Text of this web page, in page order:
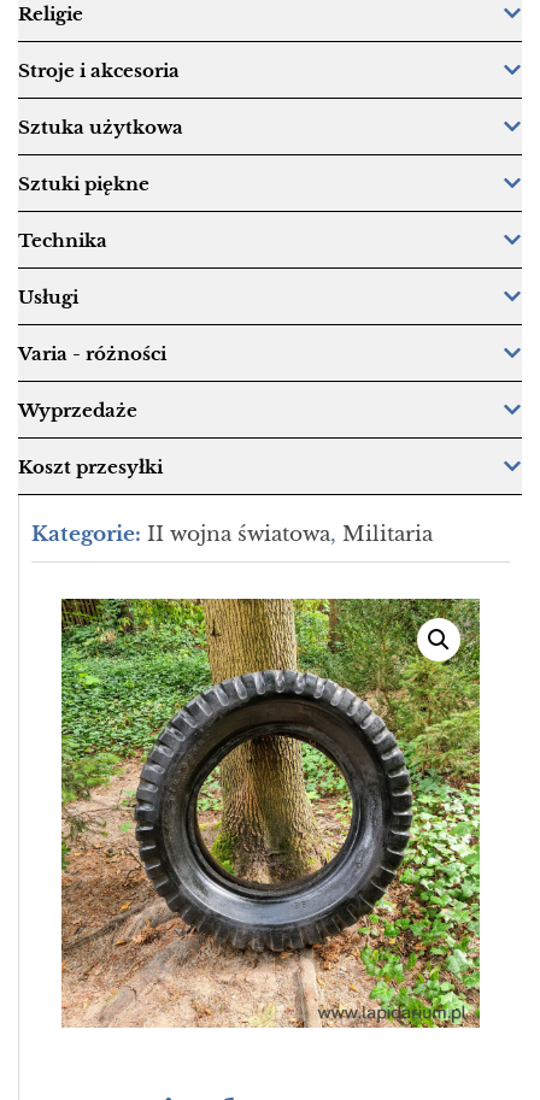
Religie
Stroje i akcesoria
Sztuka użytkowa
Sztuki piękne
Technika
Usługi
Varia - różności
Wyprzedaże
Koszt przesyłki
Kategorie: II wojna światowa, Militaria